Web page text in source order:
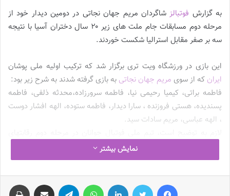
به گزارش فوتبالزشاگردان مریم جهان نجاتی در دومین دیدار خود از
مرحله دوم مسابقات جام ملت های زیر ۲۰ سال دختران آسیا با نتیجه
سه بر صفر مقابل استرالیا شکست خوردند.
این بازی در ورزشگاه ویت تری برگزار شد که ترکیب اولیه ملی پوشان
ایران که از سوی مریم جهان نجاتی به بازی گرفته شدند به شرح زیر بود:
فاطمه براتی، کیمیا رحیمی نیا، فاطمه سرورزاده،محدثه ذلفی، فاطمه
پسندیده، هستی فروزنده ، سارا دیدار، فاطمه ستوده، الهه افشار دوست
، الهه عباسی، مریم سادات سید.
قهرمانی زیر 20 سال دختران در گروه A با تیم های استرالیا، ویتنام و
لبنان همگروه هستند.
برنامه بازی باقی مانده تیم ملی جوانان
نمایش بیشتر